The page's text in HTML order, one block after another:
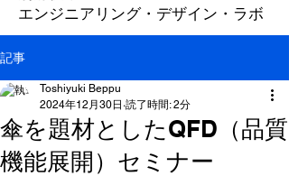
エンジニアリング・デザイン・ラボ
記事
傘を題材としたQFD（品質
機能展開）セミナー
Toshiyuki Beppu
2024年12月30日 読了時間: 2分